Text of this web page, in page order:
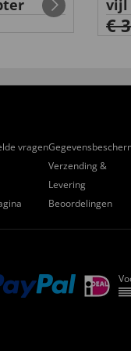
vijl
€
vragen
Verzending &
Levering
Beoordelingen